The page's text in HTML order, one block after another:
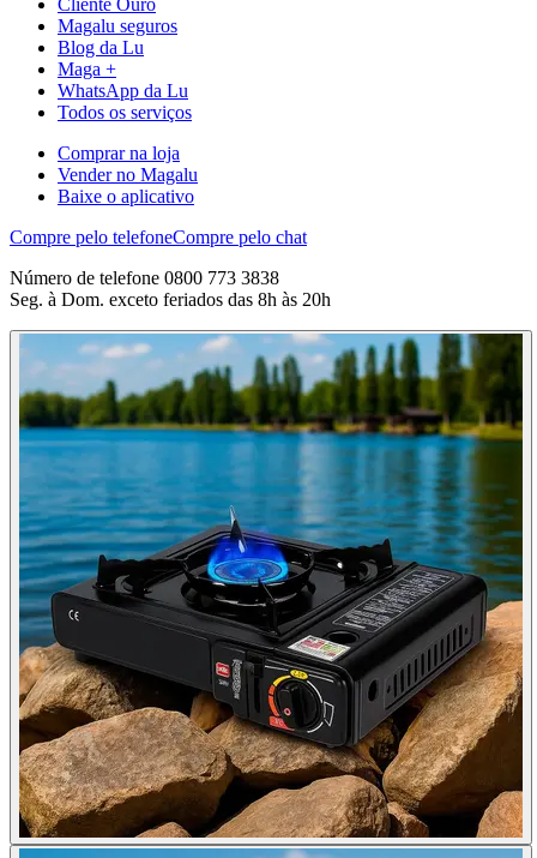
Magalu seguros
Blog da Lu
Maga +
WhatsApp da Lu
Todos os serviços
Comprar na loja
Vender no Magalu
Baixe o aplicativo
Compre pelo telefoneCompre pelo chat
Número de telefone 0800 773 3838
Seg. à Dom. exceto feriados das 8h às 20h